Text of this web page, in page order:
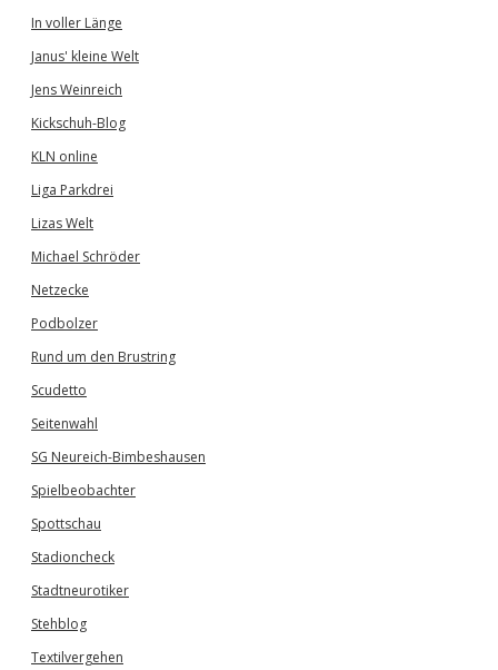
In voller Länge
Janus' kleine Welt
Jens Weinreich
Kickschuh-Blog
KLN online
Liga Parkdrei
Lizas Welt
Michael Schröder
Netzecke
Podbolzer
Rund um den Brustring
Scudetto
Seitenwahl
SG Neureich-Bimbeshausen
Spielbeobachter
Spottschau
Stadioncheck
Stadtneurotiker
Stehblog
Textilvergehen